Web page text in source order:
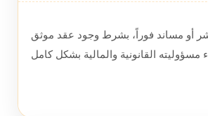
أو مساند فوراً، بشرط وجود عقد موثق